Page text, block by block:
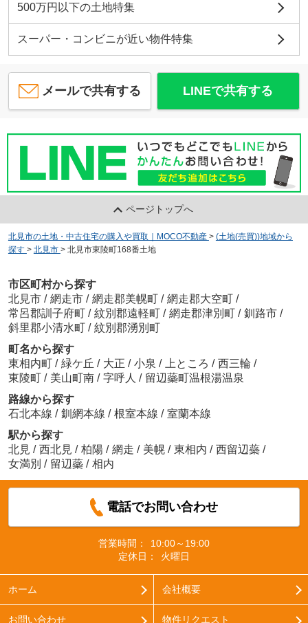
500万円以下の土地特集
スーパー・コンビニが近い物件特集
メールで共有する LINEで共有する
ページトップへ
北見市の土地・中古住宅の購入や買取｜MOCO不動産 > (土地(売買))地域から
探す > 北見市 > 北見市東陵町168番土地
市区町村から探す
北見市 / 網走市 / 網走郡美幌町 / 網走郡大空町 /
常呂郡訓子府町 / 紋別郡遠軽町 / 網走郡津別町 / 釧路市 /
斜里郡小清水町 / 紋別郡湧別町
町名から探す
東相内町 / 緑ケ丘 / 大正 / 小泉 / 上ところ / 西三輪 /
東陵町 / 美山町南 / 字呼人 / 留辺蘂町温根湯温泉
路線から探す
石北本線 / 釧網本線 / 根室本線 / 室蘭本線
駅から探す
北見 / 西北見 / 柏陽 / 網走 / 美幌 / 東相内 / 西留辺蘂 /
女満別 / 留辺蘂 / 相内
電話でお問い合わせ
営業時間：
10:00～19:00
定休日：
火曜日
ホーム 会社概要
お問い合わせ 物件リクエスト